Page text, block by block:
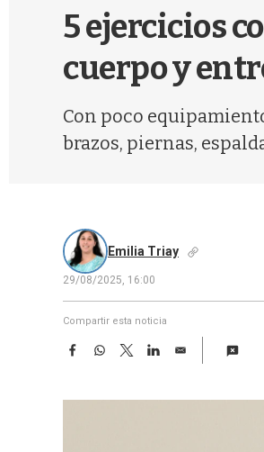
5 ejercicios
cuerpo y
Con poco
brazos, piernas,
Emilia Triay
29/08/2025, 16:00
Compartir esta noticia
F
e
W
t
T
w
t
L
k
E
i